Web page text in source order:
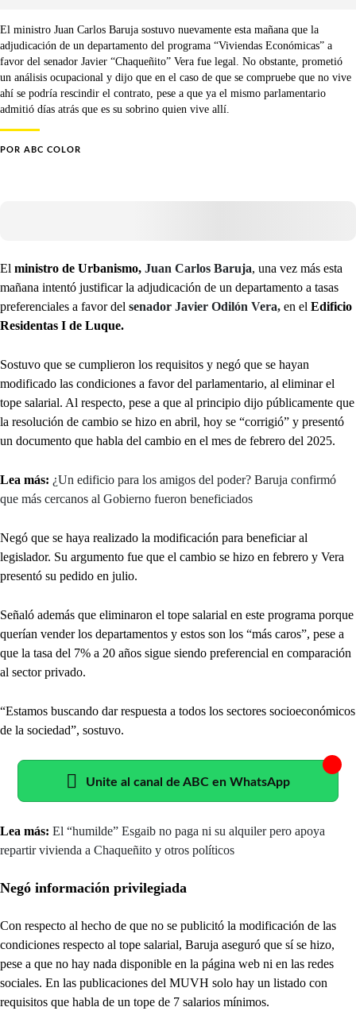
El ministro Juan Carlos Baruja sostuvo nuevamente esta mañana que la
adjudicación de un departamento del programa “Viviendas Económicas” a
favor del senador Javier “Chaqueñito” Vera fue legal. No obstante, prometió
un análisis ocupacional y dijo que en el caso de que se compruebe que no vive
ahí se podría rescindir el contrato, pese a que ya el mismo parlamentario
admitió días atrás que es su sobrino quien vive allí.
POR ABC COLOR
El ministro de Urbanismo, Juan Carlos Baruja, una vez más esta
mañana intentó justificar la adjudicación de un departamento a tasas
preferenciales a favor del senador Javier Odilón Vera, en el Edificio
Residentas I de Luque.
Sostuvo que se cumplieron los requisitos y negó que se hayan
modificado las condiciones a favor del parlamentario, al eliminar el
tope salarial. Al respecto, pese a que al principio dijo públicamente que
la resolución de cambio se hizo en abril, hoy se “corrigió” y presentó
un documento que habla del cambio en el mes de febrero del 2025.
Lea más: ¿Un edificio para los amigos del poder? Baruja confirmó
que más cercanos al Gobierno fueron beneficiados
Negó que se haya realizado la modificación para beneficiar al
legislador. Su argumento fue que el cambio se hizo en febrero y Vera
presentó su pedido en julio.
Señaló además que eliminaron el tope salarial en este programa porque
querían vender los departamentos y estos son los “más caros”, pese a
que la tasa del 7% a 20 años sigue siendo preferencial en comparación
al sector privado.
“Estamos buscando dar respuesta a todos los sectores socioeconómicos
de la sociedad”, sostuvo.
Unite al canal de ABC en WhatsApp
Lea más: El “humilde” Esgaib no paga ni su alquiler pero apoya
repartir vivienda a Chaqueñito y otros políticos
Negó información privilegiada
Con respecto al hecho de que no se publicitó la modificación de las
condiciones respecto al tope salarial, Baruja aseguró que sí se hizo,
pese a que no hay nada disponible en la página web ni en las redes
sociales. En las publicaciones del MUVH solo hay un listado con
requisitos que habla de un tope de 7 salarios mínimos.